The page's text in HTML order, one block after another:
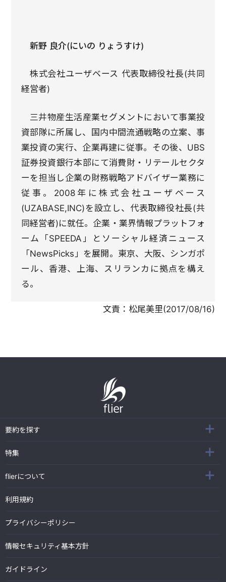
新野 良介(にいの りょうすけ)
株式会社ユーザベース 代表取締役社長(共同
経営者)
三井物産生活産業セグメントにおいて事業投
資部隊に所属し、国内中間流通戦略の立案、事
業投資の実行、企業再建に従事。その後、UBS
証券投資銀行本部にて消費財・リテールセクタ
ーを担当し企業の財務戦略アドバイザー業務に
従事。2008年に株式会社ユーザベース
(UZABASE,INC)を設立し、代表取締役社長(共
同経営者)に就任。企業・業界情報プラットフォ
ーム「SPEEDA」とソーシャル経済ニュース
「NewsPicks」を展開。東京、大阪、シンガポ
ール、香港、上海、スリランカに拠点を構え
る。
文責： 松尾美里(2017/08/16)
要約を探す
特集
flierについて
利用規約
プライバシーポリシー
情報セキュリティ基本方針
ガイドライン